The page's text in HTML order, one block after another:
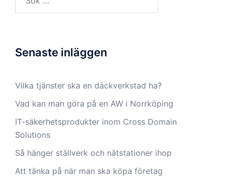
Senaste inläggen
Vilka tjänster ska en däckverkstad ha?
Vad kan man göra på en AW i Norrköping
IT-säkerhetsprodukter inom Cross Domain
Solutions
Så hänger ställverk och nätstationer ihop
Att tänka på när man ska köpa företag